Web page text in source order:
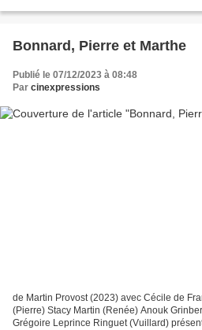
Bonnard, Pierre et Marthe
Publié le 07/12/2023 à 08:48
Par cinexpressions
de Martin Provost (2023) avec Cécile de
(Pierre) Stacy Martin (Renée) Anouk
Grégoire Leprince Ringuet (Vuillard)